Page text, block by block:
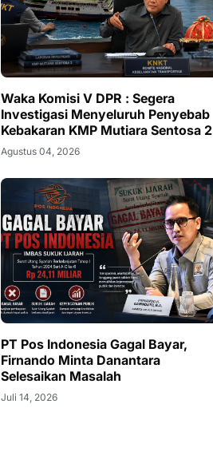
Waka Komisi V DPR : Segera
Investigasi Menyeluruh Penyebab
Kebakaran KMP Mutiara Sentosa 2
Agustus 04, 2026
PT Pos Indonesia Gagal Bayar,
Firnando Minta Danantara
Selesaikan Masalah
Juli 14, 2026